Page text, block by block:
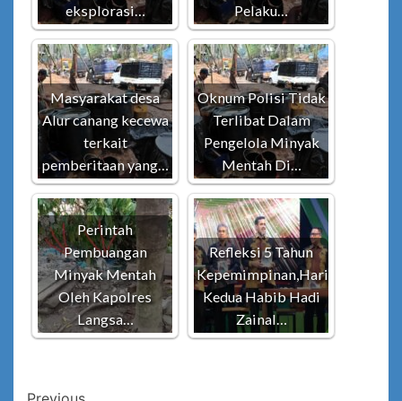
eksplorasi…
Pelaku…
Masyarakat desa
Alur canang kecewa
terkait
pemberitaan yang…
Oknum Polisi Tidak
Terlibat Dalam
Pengelola Minyak
Mentah Di…
Perintah
Pembuangan
Minyak Mentah
Oleh Kapolres
Langsa…
Refleksi 5 Tahun
Kepemimpinan,Hari
Kedua Habib Hadi
Zainal…